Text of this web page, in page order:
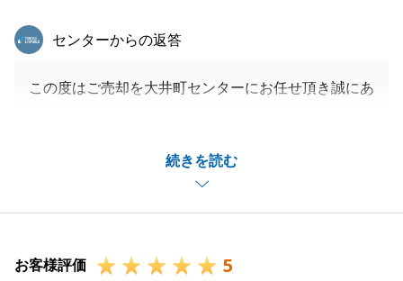
続きを読む
東急リバブル
センターからの返答
この度はご売却を大井町センターにお任せ頂き誠にあ
だき、密に連携を取りながらご売却を進められたと感
ご負担の多い期間だったかと思いますが、お忙しい
ましてありがとうございます。
お客様評価 5